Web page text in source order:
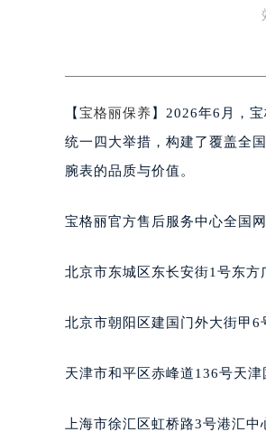
泰州市海陵区
绍兴市越城区
嘉兴市南湖区
南昌市红谷滩
广州市天河区
深圳市罗湖区
厦门市思明区
成都市锦江区
长沙市芙蓉区
【 宝格丽保养 】2026年6月，
统一四大举措，构建了覆盖全
腕表的品质与价值。
宝格丽官方售后服务中心全国网
北京市东城区东长安街1号东方
北京市朝阳区建国门外大街甲6
天津市和平区赤峰道136号天
上海市徐汇区虹桥路3号港汇